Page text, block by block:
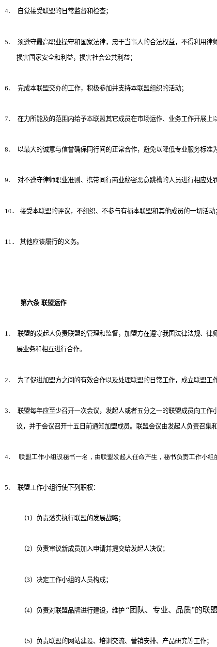
4． 自觉接受联盟的日常监督和检查；
5 ． 须遵守最高职业操守和国家法律，忠于当事人的合法权益，不得利用律
损害国家安全和利益，损害社会公共利益；
6 ． 完成本联盟交办的工作，积极参加并支持本联盟组织的活动；
7 ． 在力所能及的范围内给予本联盟其它成员在市场运作、业务工作开展上
8 ． 以最大的诚意与信誉确保同行间的正常合作，避免以降低专业服务标准
9 ． 对不遵守律师职业准则、携带同行商业秘密恶意跳槽的人员进行相应处
10 ． 接受本联盟的评议，不组织、不参与有损本联盟和其他成员的一切活动
11 ． 其他应该履行的义务。
第六条 联盟运作
1 ． 联盟的发起人负责联盟的管理和监督，加盟方在遵守我国法律法规、律
展业务和相互进行合作。
2 ． 为了促进加盟方之间的有效合作以及处理联盟的日常工作，成立联盟工
3 ． 联盟每年应至少召开一次会议，发起人或者五分之一的联盟成员向工作
议，并于会议召开十五日前通知加盟成员。联盟会议由发起人负责召集
4． 联盟工作小组设秘书一名，由联盟发起人任命产生，秘书负责工作小组
5 ． 联盟工作小组行使下列职权：
（1）负责落实执行联盟的发展战略；
（2）负责审议新成员加入申请并提交给发起人决议；
（3）决定工作小组的人员构成；
（4）负责对联盟品牌进行建设，维护 “团队、专业、品质”的联
（5）负责联盟的网站建设、培训交流、营销安排、产品研究等工作；